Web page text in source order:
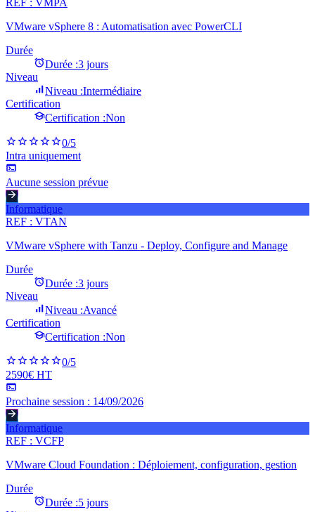
VMware vSphere 8 : Automatisation avec PowerCLI
Durée
Durée :3 jours
Niveau
Niveau :Intermédiaire
Certification
Certification :Non
0/5
Intra uniquement
Aucune session prévue
Informatique
REF : VTAN
VMware vSphere with Tanzu - Deploy, Configure and Manage
Durée
Durée :3 jours
Niveau
Niveau :Avancé
Certification
Certification :Non
0/5
2590€ HT
Prochaine session : 14/09/2026
Informatique
REF : VCFP
VMware Cloud Foundation : Déploiement, configuration, gestion
Durée
Durée :5 jours